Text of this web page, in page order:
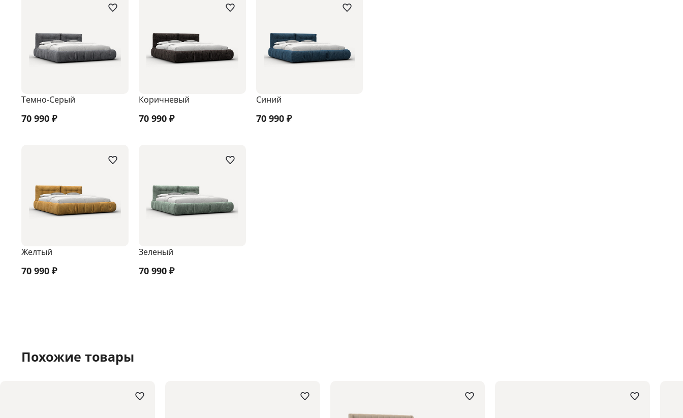
Темно-Серый
70 990 ₽
Коричневый
70 990₽
Синий
70 990₽
Желтый
70 990 ₽
Зеленый
70 990₽
Похожие товары